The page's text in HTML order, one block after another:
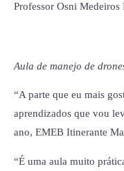
Professor Osni Medeiros
Aula de manejo de
“A parte que eu mais
aprendizados que vou
ano, EMEB Itinerante
“É uma aula muito